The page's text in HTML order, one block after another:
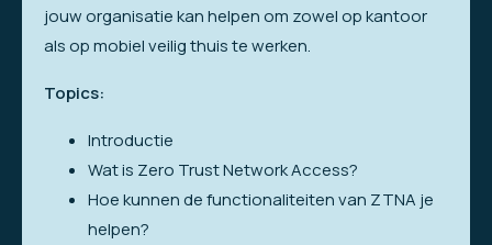
jouw organisatie kan helpen om zowel op kantoor
als op mobiel veilig thuis te werken.
Topics:
Introductie
Wat is Zero Trust Network Access?
Hoe kunnen de functionaliteiten van ZTNA je
helpen?